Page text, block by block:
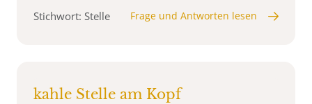
Stichwort: Stelle Frage und Antworten lesen
kahle Stelle am Kopf